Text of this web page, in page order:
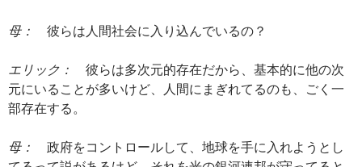
母： 彼らは人間社会に入り込んでいるの？
エリック：
彼らは多次元的存在だから、基本的に他の次
元にいることが多いけど、人間にまぎれてるのも、ごく一
部存在する。
母： 政府をコントロールして、地球を手に入れようとし